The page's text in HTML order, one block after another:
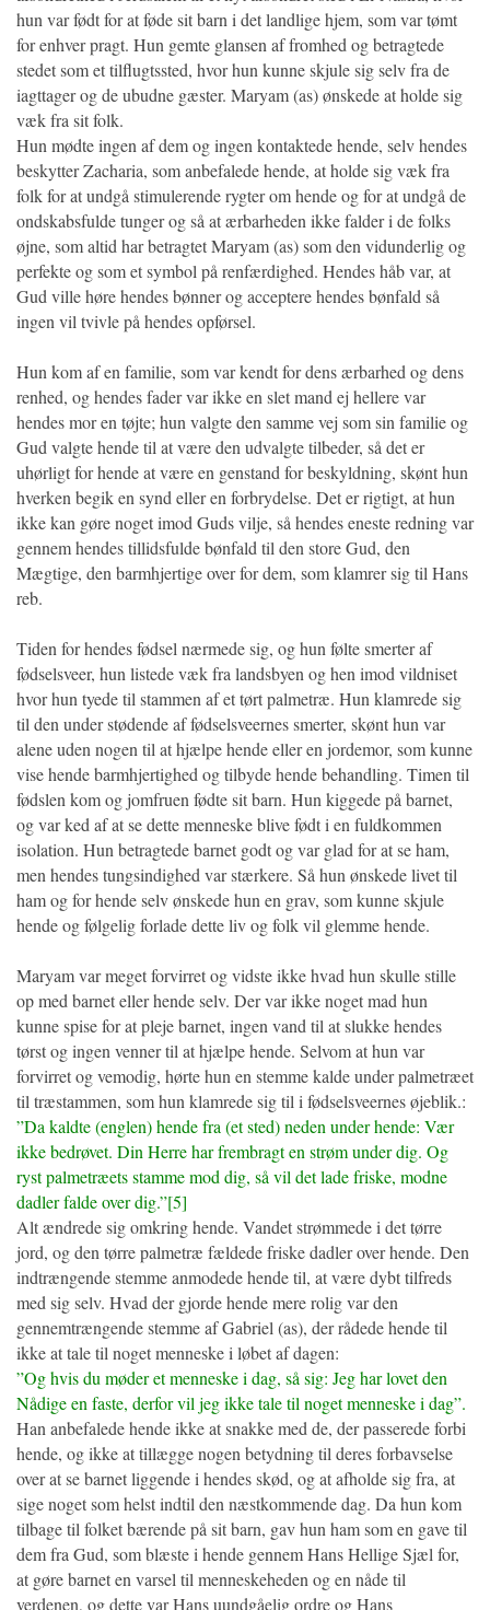
hun var født for at føde sit barn i det landlige hjem, som var tømt
for enhver pragt. Hun gemte glansen af fromhed og betragtede
stedet som et tilflugtssted, hvor hun kunne skjule sig selv fra de
iagttager og de ubudne gæster. Maryam (as) ønskede at holde sig
væk fra sit folk.
Hun mødte ingen af dem og ingen kontaktede hende, selv hendes
beskytter Zacharia, som anbefalede hende, at holde sig væk fra
folk for at undgå stimulerende rygter om hende og for at undgå de
ondskabsfulde tunger og så at ærbarheden ikke falder i de folks
øjne, som altid har betragtet Maryam (as) som den vidunderlig og
perfekte og som et symbol på renfærdighed. Hendes håb var, at
Gud ville høre hendes bønner og acceptere hendes bønfald så
ingen vil tvivle på hendes opførsel.
Hun kom af en familie, som var kendt for dens ærbarhed og dens
renhed, og hendes fader var ikke en slet mand ej hellere var
hendes mor en tøjte; hun valgte den samme vej som sin familie og
Gud valgte hende til at være den udvalgte tilbeder, så det er
uhørligt for hende at være en genstand for beskyldning, skønt hun
hverken begik en synd eller en forbrydelse. Det er rigtigt, at hun
ikke kan gøre noget imod Guds vilje, så hendes eneste redning var
gennem hendes tillidsfulde bønfald til den store Gud, den
Mægtige, den barmhjertige over for dem, som klamrer sig til Hans
reb.
Tiden for hendes fødsel nærmede sig, og hun følte smerter af
fødselsveer, hun listede væk fra landsbyen og hen imod vildniset
hvor hun tyede til stammen af et tørt palmetræ. Hun klamrede sig
til den under stødende af fødselsveernes smerter, skønt hun var
alene uden nogen til at hjælpe hende eller en jordemor, som kunne
vise hende barmhjertighed og tilbyde hende behandling. Timen til
fødslen kom og jomfruen fødte sit barn. Hun kiggede på barnet,
og var ked af at se dette menneske blive født i en fuldkommen
isolation. Hun betragtede barnet godt og var glad for at se ham,
men hendes tungsindighed var stærkere. Så hun ønskede livet til
ham og for hende selv ønskede hun en grav, som kunne skjule
hende og følgelig forlade dette liv og folk vil glemme hende.
Maryam var meget forvirret og vidste ikke hvad hun skulle stille
op med barnet eller hende selv. Der var ikke noget mad hun
kunne spise for at pleje barnet, ingen vand til at slukke hendes
tørst og ingen venner til at hjælpe hende. Selvom at hun var
forvirret og vemodig, hørte hun en stemme kalde under palmetræet
til træstammen, som hun klamrede sig til i fødselsveernes øjeblik.:
”Da kaldte (englen) hende fra (et sted) neden under hende: Vær
ikke bedrøvet. Din Herre har frembragt en strøm under dig. Og
ryst palmetræets stamme mod dig, så vil det lade friske, modne
dadler falde over dig.”[5]
Alt ændrede sig omkring hende. Vandet strømmede i det tørre
jord, og den tørre palmetræ fældede friske dadler over hende. Den
indtrængende stemme anmodede hende til, at være dybt tilfreds
med sig selv. Hvad der gjorde hende mere rolig var den
gennemtrængende stemme af Gabriel (as), der rådede hende til
ikke at tale til noget menneske i løbet af dagen:
”Og hvis du møder et menneske i dag, så sig: Jeg har lovet den
Nådige en faste, derfor vil jeg ikke tale til noget menneske i dag”.
Han anbefalede hende ikke at snakke med de, der passerede forbi
hende, og ikke at tillægge nogen betydning til deres forbavselse
over at se barnet liggende i hendes skød, og at afholde sig fra, at
sige noget som helst indtil den næstkommende dag. Da hun kom
tilbage til folket bærende på sit barn, gav hun ham som en gave til
dem fra Gud, som blæste i hende gennem Hans Hellige Sjæl for,
at gøre barnet en varsel til menneskeheden og en nåde til
verdenen, og dette var Hans uundgåelig ordre og Hans